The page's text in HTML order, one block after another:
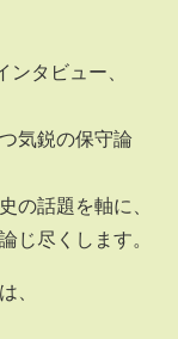
ンタビュー、
気鋭の保守論
の話題を軸に、
じ尽くします。
、